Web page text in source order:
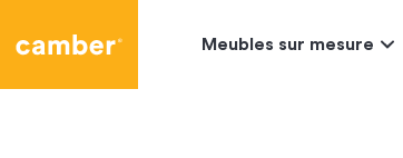
Meubles sur mesure